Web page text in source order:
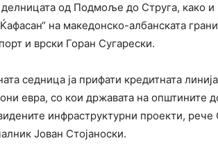
од Подмоље до Струга, како и
на македонско-албанската
и врски Горан Сугарески.
седница ја прифати кредитната
евра, со кои државата на општините
инфраструктурни проекти, рече
Јован Стојаноски.